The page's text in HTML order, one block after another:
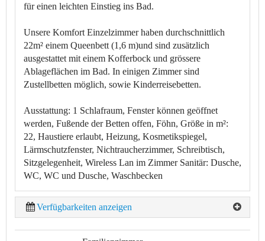
für einen leichten Einstieg ins Bad.
Unsere Komfort Einzelzimmer haben durchschnittlich
22m² einem Queenbett (1,6 m)und sind zusätzlich
ausgestattet mit einem Kofferbock und grössere
Ablageflächen im Bad. In einigen Zimmer sind
Zustellbetten möglich, sowie Kinderreisebetten.
Ausstattung: 1 Schlafraum, Fenster können geöffnet
werden, Fußende der Betten offen, Föhn, Größe in m²:
22, Haustiere erlaubt, Heizung, Kosmetikspiegel,
Lärmschutzfenster, Nichtraucherzimmer, Schreibtisch,
Sitzgelegenheit, Wireless Lan im ZimmerSanitär: Dusche,
WC, WC und Dusche, Waschbecken
Verfügbarkeiten anzeigen